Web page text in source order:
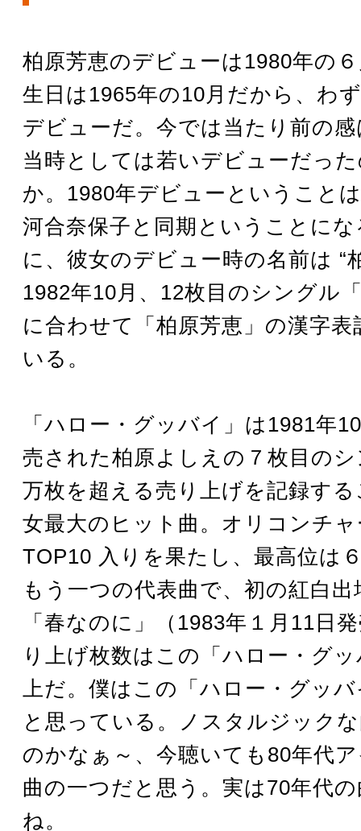
柏原芳恵のデビューは1980年の
生日は1965年の10月だから、わ
デビューだ。今では当たり前の
当時としては若いデビューだっ
か。1980年デビューということ
河合奈保子と同期ということに
に、彼女のデビュー時の名前は “
1982年10月、12枚目のシングル
に合わせて「柏原芳恵」の漢字
いる。
「ハロー・グッバイ」は1981年
売された柏原よしえの７枚目の
万枚を超える売り上げを記録す
女最大のヒット曲。オリコンチ
TOP10 入りを果たし、最高位は
もう一つの代表曲で、初の紅白
「春なのに」（1983年１月11日
り上げ枚数はこの「ハロー・グ
上だ。僕はこの「ハロー・グッ
と思っている。ノスタルジック
のかなぁ～、今聴いても80年代
曲の一つだと思う。実は70年代
ね。